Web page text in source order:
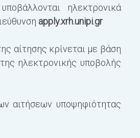
ηλεκτρονικά
apply.xrh.unipi.gr
αίτησης κρίνεται με βάση
ηλεκτρονικής υποβολής
αιτήσεων υποψηφιότητας